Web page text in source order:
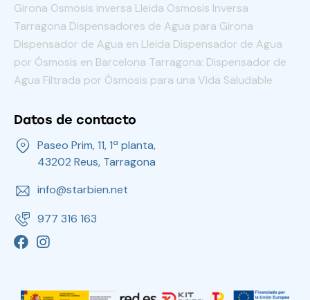
Girona Osmosis inversa Lleida Osmosis Inversa
Tarragona Dispensadores de Agua para Girona
Dispensador de Agua en Lleida Dispensador de Agua
por Ósmosis en Barcelona Tarragona: Dispensador de
Agua Filtrada por Ósmosis para una Vida Saludable
Datos de contacto
Paseo Prim, 11, 1ª planta,
43202 Reus, Tarragona
info@starbien.net
977 316 163